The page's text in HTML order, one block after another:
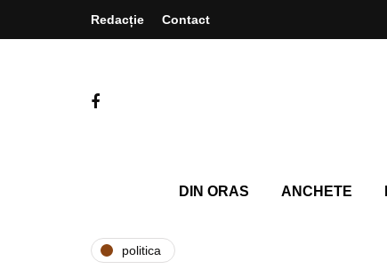
Redacție Contact
DIN ORAS ANCHETE
politica